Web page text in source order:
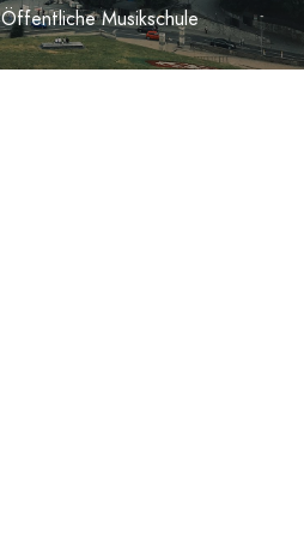
Öffentliche Musikschule